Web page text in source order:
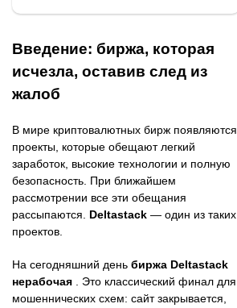
Введение: биржа, которая
исчезла, оставив след из
жалоб
В мире криптовалютных бирж появляются
проекты, которые обещают легкий
заработок, высокие технологии и полную
безопасность. При ближайшем
рассмотрении все эти обещания
рассыпаются. Deltastack — один из таких
проектов.
На сегодняшний день биржа Deltastack
нерабочая . Это классический финал для
мошеннических схем: сайт закрывается,